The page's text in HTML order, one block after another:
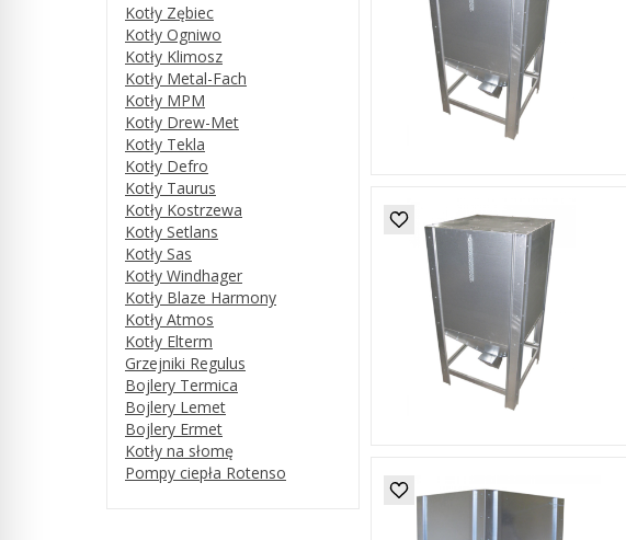
Kotły Zębiec
Kotły Ogniwo
Kotły Klimosz
Kotły Metal-Fach
Kotły MPM
Kotły Drew-Met
Kotły Tekla
Kotły Defro
Kotły Taurus
Kotły Kostrzewa
Kotły Setlans
Kotły Sas
Kotły Windhager
Kotły Blaze Harmony
Kotły Atmos
Kotły Elterm
Grzejniki Regulus
Bojlery Termica
Bojlery Lemet
Bojlery Ermet
Kotły na słomę
Pompy ciepła Rotenso